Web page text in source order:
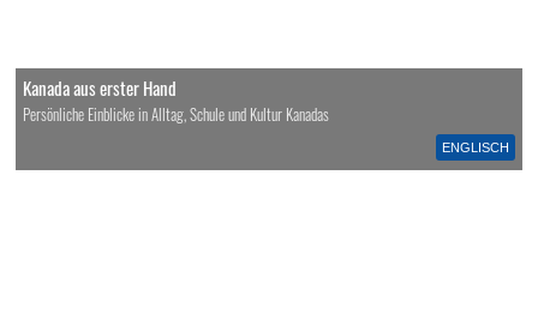
ENGLISCH
Kanada aus erster Hand
Persönliche Einblicke in Alltag, Schule und Kultur Kanadas